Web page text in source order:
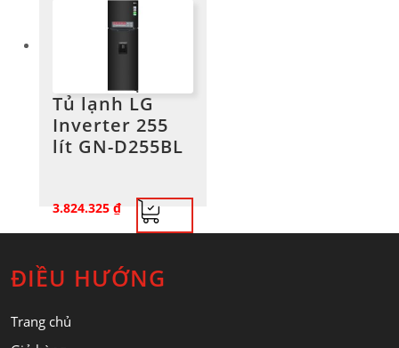
Tủ lạnh LG
Inverter 255
lít GN-D255BL
3.824.325 ₫
ĐIỀU HƯỚNG
Trang chủ